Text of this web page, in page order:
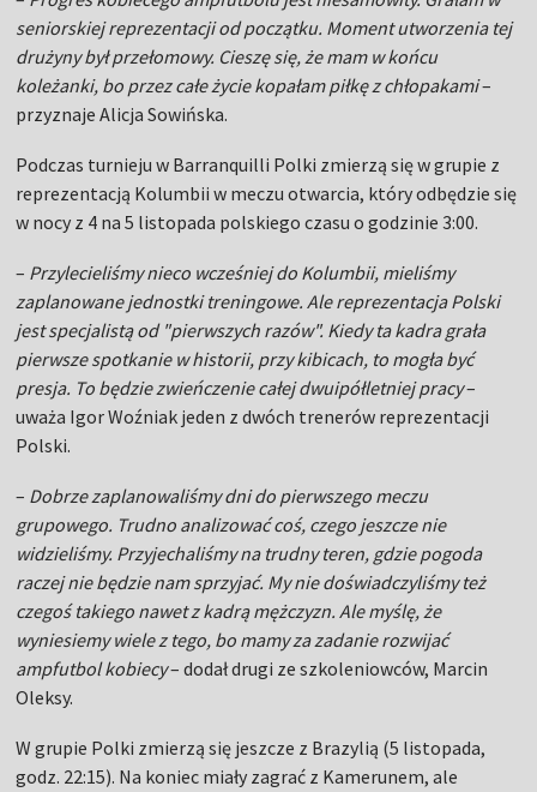
seniorskiej reprezentacji od początku. Moment utworzenia tej
drużyny był przełomowy. Cieszę się, że mam w końcu
koleżanki, bo przez całe życie kopałam piłkę z chłopakami–
przyznaje Alicja Sowińska.
Podczas turnieju w Barranquilli Polki zmierzą się w grupie z
reprezentacją Kolumbii w meczu otwarcia, który odbędzie się
w nocy z 4 na 5 listopada polskiego czasu o godzinie 3:00.
– Przylecieliśmy nieco wcześniej do Kolumbii, mieliśmy
zaplanowane jednostki treningowe. Ale reprezentacja Polski
jest specjalistą od "pierwszych razów". Kiedy ta kadra grała
pierwsze spotkanie w historii, przy kibicach, to mogła być
presja. To będzie zwieńczenie całej dwuipółletniej pracy–
uważa Igor Woźniak jeden z dwóch trenerów reprezentacji
Polski.
– Dobrze zaplanowaliśmy dni do pierwszego meczu
grupowego. Trudno analizować coś, czego jeszcze nie
widzieliśmy. Przyjechaliśmy na trudny teren, gdzie pogoda
raczej nie będzie nam sprzyjać. My nie doświadczyliśmy też
czegoś takiego nawet z kadrą mężczyzn. Ale myślę, że
wyniesiemy wiele z tego, bo mamy za zadanie rozwijać
ampfutbol kobiecy– dodał drugi ze szkoleniowców, Marcin
Oleksy.
W grupie Polki zmierzą się jeszcze z Brazylią (5 listopada,
godz. 22:15). Na koniec miały zagrać z Kamerunem, ale